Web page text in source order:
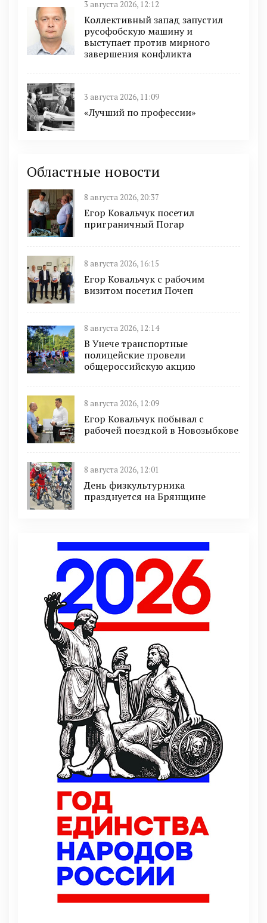
3 августа 2026, 12:12
Коллективный запад запустил
русофобскую машину и
выступает против мирного
завершения конфликта
3 августа 2026, 11:09
«Лучший по профессии»
Областные новости
8 августа 2026, 20:37
Егор Ковальчук посетил
приграничный Погар
8 августа 2026, 16:15
Егор Ковальчук с рабочим
визитом посетил Почеп
8 августа 2026, 12:14
В Унече транспортные
полицейские провели
общероссийскую акцию
8 августа 2026, 12:09
Егор Ковальчук побывал с
рабочей поездкой в Новозыбкове
8 августа 2026, 12:01
День физкультурника
празднуется на Брянщине